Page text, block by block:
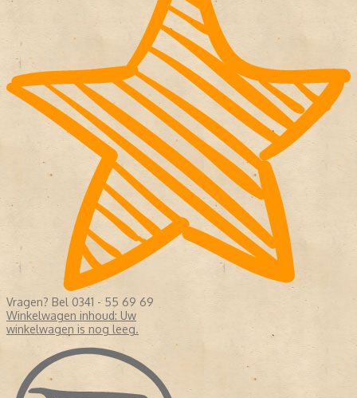
Vragen? Bel 0341 - 55 69 69
Winkelwagen inhoud: Uw
winkelwagen is nog leeg.